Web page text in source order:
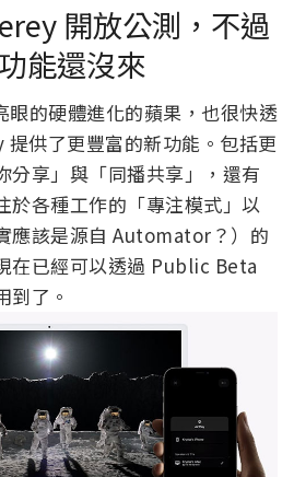
開放公測，不過
能還沒來
眼的硬體進化的蘋果，也很快透
供了更豐富的新功能。包括更
分享」與「同播共享」，還有
於各種工作的「專注模式」以
應該是源自 Automator？）的
在已經可以透過 Public Beta
到了。